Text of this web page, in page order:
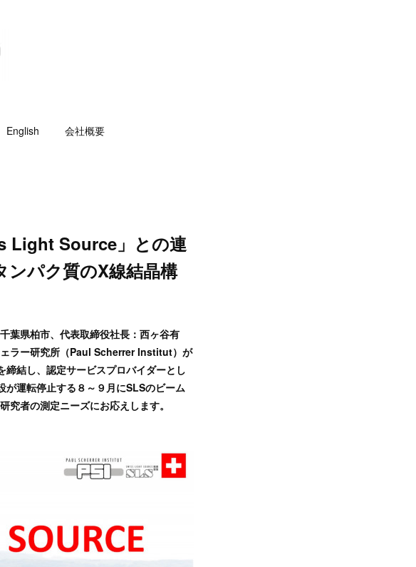
English 会社概要
Light Source」との連
ンパク質のX線結晶構
葉県柏市、代表取締役社長：西ヶ谷有
ラー研究所（Paul Scherrer Institut）が
結し、認定サービスプロバイダーとし
運転停止する８～９月にSLSのビーム
者の測定ニーズにお応えします。